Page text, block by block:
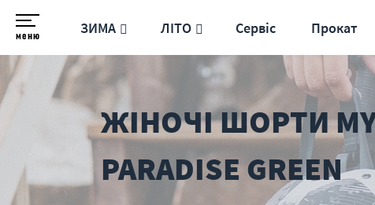
меню ЗИМА ЛІТО Сервіс Прокат
ЖІНОЧІ ШОРТИ
PARADISE GREEN